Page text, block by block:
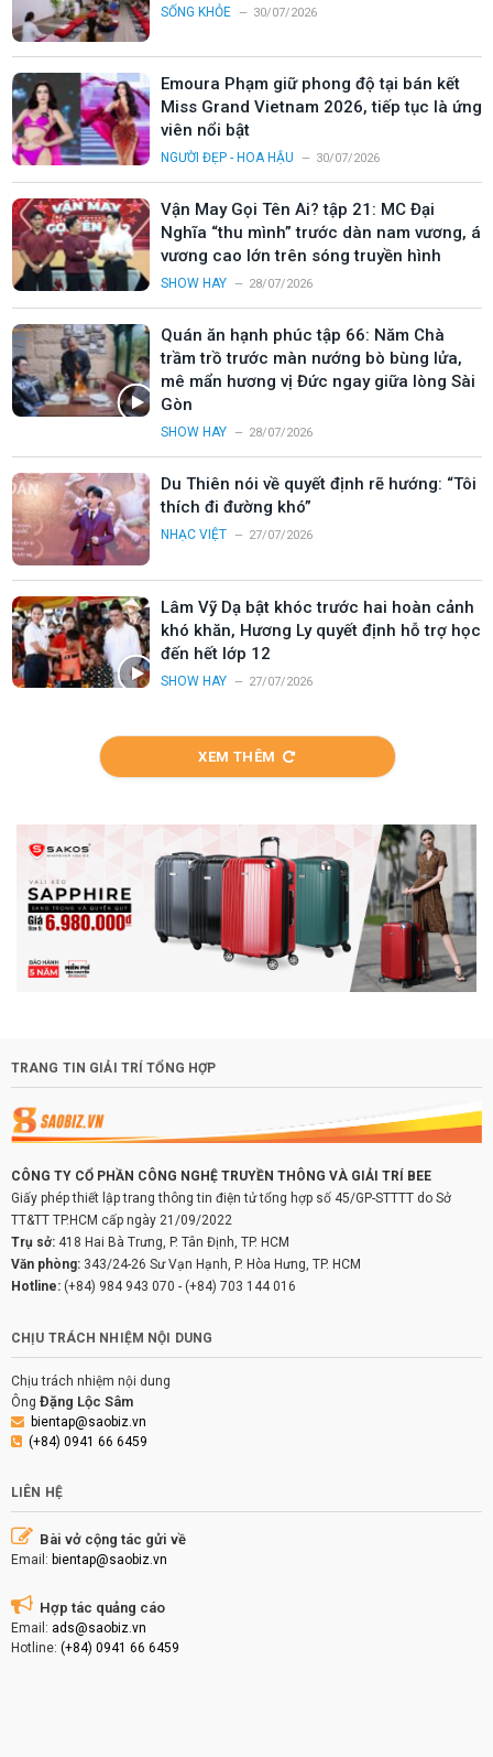
SỐNG KHỎE 30/07/2026
Emoura Phạm giữ phong độ tại bán kết
Miss Grand Vietnam 2026, tiếp tục là ứng
viên nổi bật
NGƯỜI ĐẸP - HOA HẬU 30/07/2026
Vận May Gọi Tên Ai? tập 21: MC Đại
Nghĩa “thu mình” trước dàn nam vương, á
vương cao lớn trên sóng truyền hình
SHOW HAY 28/07/2026
Quán ăn hạnh phúc tập 66: Năm Chà
trầm trồ trước màn nướng bò bùng lửa,
mê mẩn hương vị Đức ngay giữa lòng Sài
Gòn
SHOW HAY 28/07/2026
Du Thiên nói về quyết định rẽ hướng: “Tôi
thích đi đường khó”
NHẠC VIỆT 27/07/2026
Lâm Vỹ Dạ bật khóc trước hai hoàn cảnh
khó khăn, Hương Ly quyết định hỗ trợ học
đến hết lớp 12
SHOW HAY 27/07/2026
XEM THÊM
TRANG TIN GIẢI TRÍ TỔNG HỢP
CÔNG TY CỔ PHẦN CÔNG NGHỆ TRUYỀN THÔNG VÀ GIẢI TRÍ BEE
Giấy phép thiết lập trang thông tin điện tử tổng hợp số 45/GP-STTTT do Sở
TT&TT TP.HCM cấp ngày 21/09/2022
Trụ sở: 418 Hai Bà Trưng, P. Tân Định, TP. HCM
Văn phòng: 343/24-26 Sư Vạn Hạnh, P. Hòa Hưng, TP. HCM
Hotline: (+84) 984 943 070 - (+84) 703 144 016
CHỊU TRÁCH NHIỆM NỘI DUNG
Chịu trách nhiệm nội dung
Ông Đặng Lộc Sâm
bientap@saobiz.vn
(+84) 0941 66 6459
LIÊN HỆ
Bài vở cộng tác gửi về
Email: bientap@saobiz.vn
Hợp tác quảng cáo
Email: ads@saobiz.vn
Hotline: (+84) 0941 66 6459